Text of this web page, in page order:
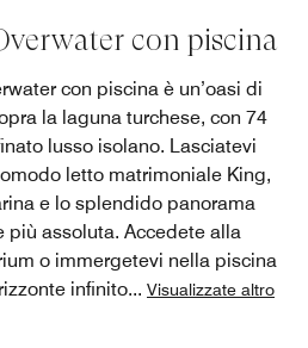
con piscina
con piscina è un’oasi di
la laguna turchese, con 74
lusso isolano. Lasciatevi
letto matrimoniale King,
e lo splendido panorama
più assoluta. Accedete alla
o immergetevi nella piscina
infinito... Visualizzate altro